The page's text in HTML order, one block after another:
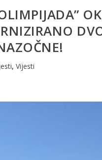
,Vijesti